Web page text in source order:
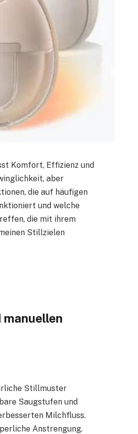
Komfort, Effizienz und
aber
die auf häufigen
und welche
die mit ihrem
Stillzielen
Stillmuster
Saugstufen und
Milchfluss.
Anstrengung.